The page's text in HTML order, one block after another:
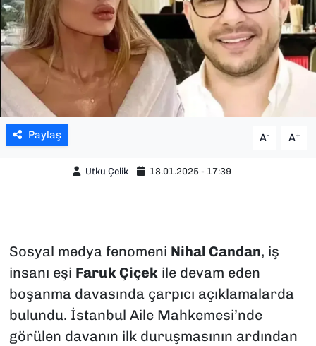
Paylaş A- A+
Utku Çelik 18.01.2025 - 17:39
Sosyal medya fenomeni Nihal Candan, iş
insanı eşi Faruk Çiçekile devam eden
boşanma davasında çarpıcı açıklamalarda
bulundu. İstanbul Aile Mahkemesi’nde
görülen davanın ilk duruşmasının ardından
YAŞAM
YEREL YÖNETİMLER